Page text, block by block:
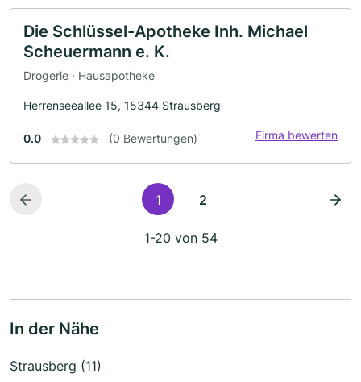
Die Schlüssel-Apotheke Inh. Michael
Scheuermann e. K.
Drogerie · Hausapotheke
Herrenseeallee 15, 15344 Strausberg
0.0 (0 Bewertungen) Firma bewerten
1 2
1-20 von 54
In der Nähe
Strausberg (11)